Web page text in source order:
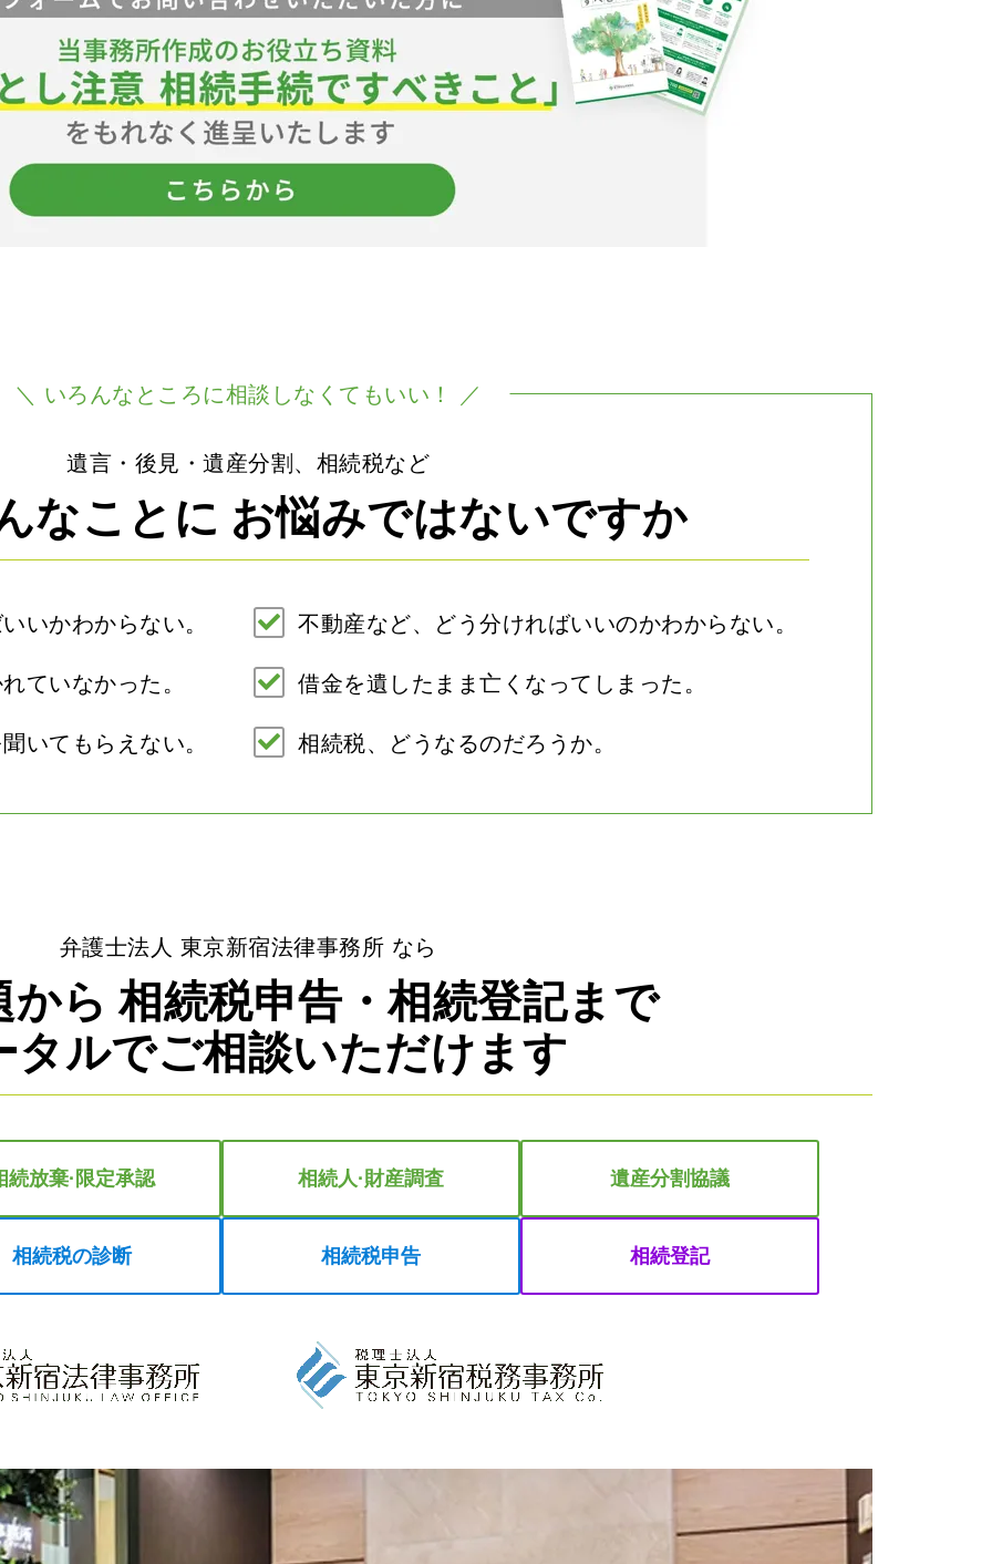
＼ いろんなところに相談しなくてもいい！ ／
遺言・後見・遺産分割、相続税など
なことに お悩みではないですか
いかわからない。 不動産など、どう分ければいいのかわからない。
ていなかった。 借金を遺したまま亡くなってしまった。
いてもらえない。 相続税、どうなるのだろうか。
弁護士法人 東京新宿法律事務所 なら
から相続税申告・相続登記まで
タルでご相談いただけます
続放棄·限定承認 相続人·財産調査 遺産分割協議
相続税の診断 相続税申告 相続登記